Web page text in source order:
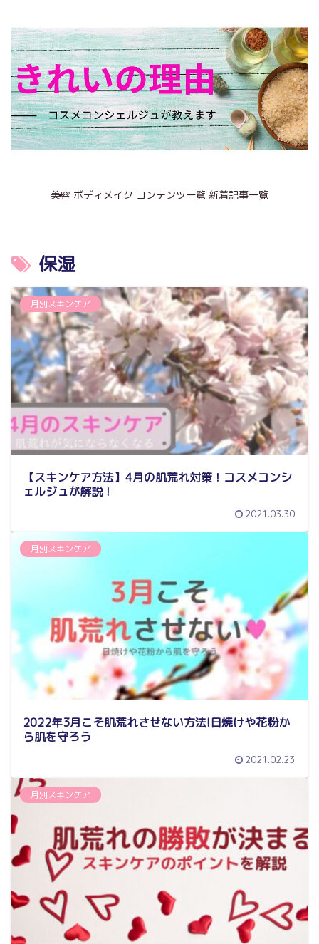
美容 ボディメイク コンテンツ一覧 新着記事一覧
保湿
月別スキンケア
【スキンケア方法】4月の肌荒れ対策！コスメコンシ
ェルジュが解説！
2021.03.30
月別スキンケア
2022年3月こそ肌荒れさせない方法!日焼けや花粉か
ら肌を守ろう
2021.02.23
月別スキンケア